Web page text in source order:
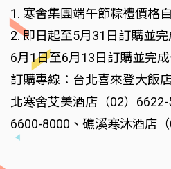
1. 寒舍集團端午節粽禮價格
2. 即日起至5月31日訂購並
6月1日至6月13日訂購並完
訂購專線：台北喜來登大飯
北寒舍艾美酒店（02）6622-
6600-8000、礁溪寒沐酒店